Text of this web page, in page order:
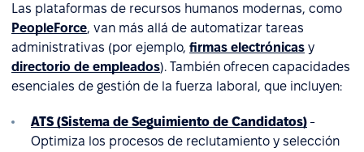
Las plataformas de recursos humanos modernas, como
PeopleForce, van más allá de automatizar tareas
administrativas (por ejemplo, firmas electrónicas y
directorio de empleados). También ofrecen capacidades
esenciales de gestión de la fuerza laboral, que incluyen:
ATS (Sistema de Seguimiento de Candidatos) -
Optimiza los procesos de reclutamiento y selección